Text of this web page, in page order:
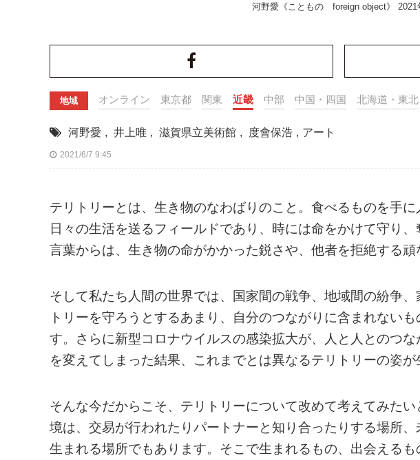
河野愛《こともの foreign object》 2021
地域 オンライン 東京都 関東 近畿 中部 中国・四国 北海道・東北
河野愛 , 井上唯 , 滋賀県立美術館 , 度會保浩 , アート
2021/6/7 9:45
テリトリーとは、生き物のなわばりのこと。食べるものを手
日々の生活を送るフィールドであり、時には命をかけて守り
言葉からは、生き物の命がかかった鋭さや、他者を拒絶する頑
そして私たち人間の世界では、国家間の戦争、地域間の紛争
トリーを守ろうとするあまり、自分のつながりに含まれない
す。さらに新型コロナウイルスの感染拡大が、人と人とのつ
を変えてしまった結果、これまでとは異なるテリトリーの姿が
そんな今だからこそ、テリトリーについて改めて考えてみた
境は、交易が行われたりパートナーと知り合ったりする場所
生まれる場所でもあります。そこで生まれるもの、出会える